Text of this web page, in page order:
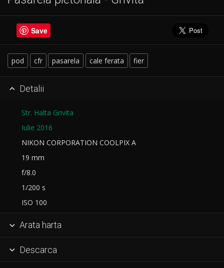
Save
pod cfr pasarela cale ferata fier
 Detalii
Str. Halta Grivita
Iulie 2016
NIKON CORPORATION COOLPIX A
19 mm
f/8.0
1/200 s
ISO 100
 Arata harta
 Descarca